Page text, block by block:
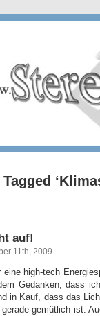
auf!
11th, 2009
high-tech
Gedanken, dass
in Kauf, dass das
gemütlich ist.